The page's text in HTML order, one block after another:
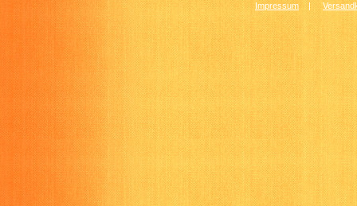
Impressum |